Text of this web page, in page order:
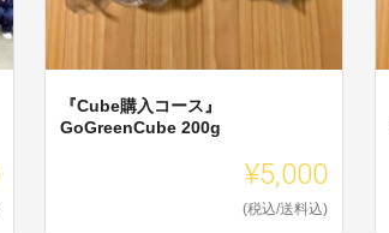
『Cube購入コース』
GoGreenCube 200g
¥5,000
(税込/送料込)